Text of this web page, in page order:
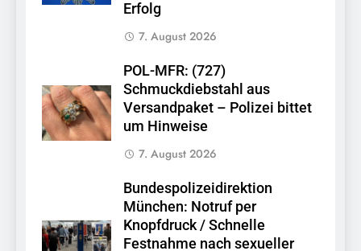
Erfolg
7. August 2026
POL-MFR: (727)
Schmuckdiebstahl aus
Versandpaket – Polizei bittet
um Hinweise
7. August 2026
Bundespolizeidirektion
München: Notruf per
Knopfdruck / Schnelle
Festnahme nach sexueller